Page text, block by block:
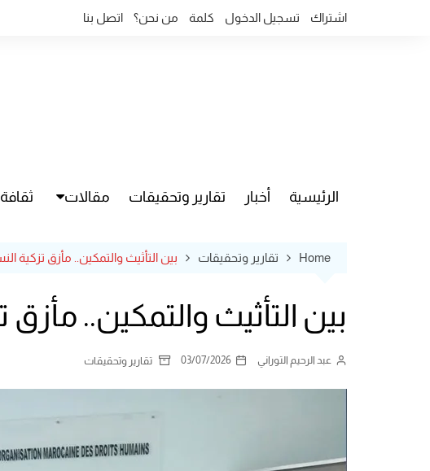
اشتراك تسجيل الدخول كلمة من نحن؟ اتصل بنا
الرئيسية أخبار تقارير وتحقيقات مقالات
Home تقارير وتحقيقات بين التأثيث والتمكين.. مأزق تزكية
بين التأثيث والتمكين.. مأزق
عبد الرحيم التوراني 03/07/2026 تقارير وتحقيقات